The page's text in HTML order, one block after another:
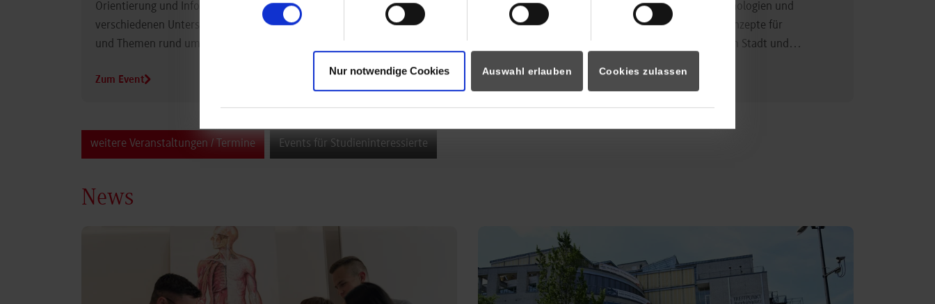
Nur notwendige Cookies Auswahl erlauben Cookies zulassen
Orientierung und Informationen zu
verschiedenen Unterstützungsmöglichkeiten
und Themen rund um das Studium.
Zum Event
Studierende
Zum Event
moderne Batterietechnologien und
innovative Fahrzeugkonzepte für
nachhaltige Mobilität in Stadt und…
weitere Veranstaltungen / Termine Events für Studieninteressierte
News